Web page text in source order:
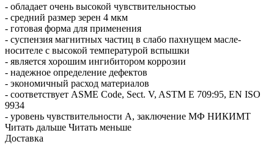
- обладает очень высокой чувствительностью
- средний размер зерен 4 мкм
- готовая форма для применения
- суспензия магнитных частиц в слабо пахнущем масле-
носителе с высокой температурой вспышки
- является хорошим ингибитором коррозии
- надежное определение дефектов
- экономичный расход материалов
- соответствует ASME Code, Sect. V, ASTM E 709:95, EN ISO
9934
- уровень чувствительности А, заключение МФ НИКИМТ
Читать дальше Читать меньше
Доставка